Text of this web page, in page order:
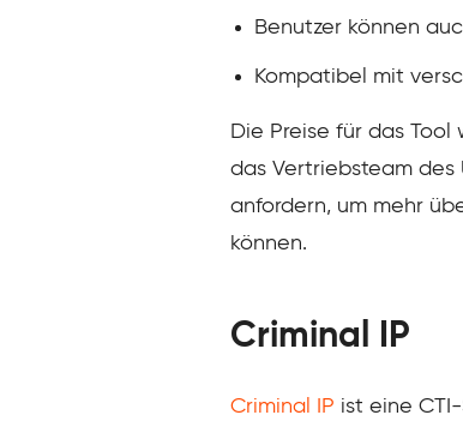
Benutzer können
Kompatibel mit
Die Preise für das
das Vertriebsteam des
anfordern, um mehr
können.
Criminal IP
Criminal IP ist eine